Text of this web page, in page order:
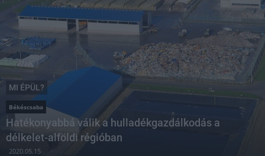
MI ÉPÜL?
Békéscsaba
Hatékonyabbá válik a hulladékgazdálkodás a
délkelet-alföldi régióban
2020.05.15